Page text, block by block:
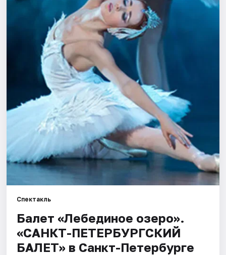
Площадки
Артисты
Рейтинги
Спектакль
Балет «Лебединое озеро».
«САНКТ-ПЕТЕРБУРГСКИЙ
БАЛЕТ» в Санкт-Петербурге